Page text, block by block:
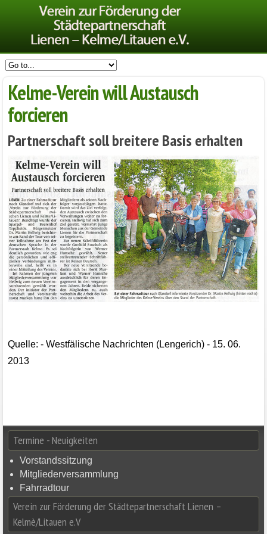
Kelme-Verein will Austausch
forcieren
Partnerschaft soll breitere Basis erhalten
Quel le: - Westfälische Nachrichten (Lengerich) - 15. 06.
2013
Termine - Neuigkeiten
Vorstandssitzung
Mitgliederversammlung
Fahrradtour
Verein zur Förderung der Städtepartnerschaft Lienen –
Kelmè/Litauen e.V